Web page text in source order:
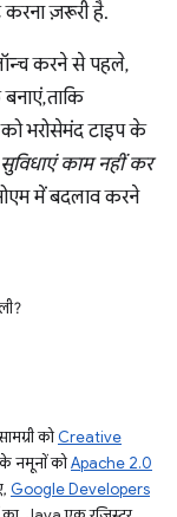
करना ज़रूरी है.
करने से पहले,
ताकि
भरोसेमंद टाइप के
काम नहीं कर
में बदलाव करने
कोCreative
नमूनों कोApache 2.0
Google Developers